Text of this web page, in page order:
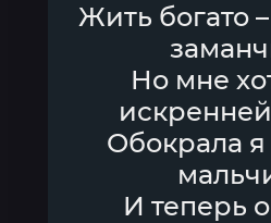
Жить богато
Но мне
Обокрала
И теперь